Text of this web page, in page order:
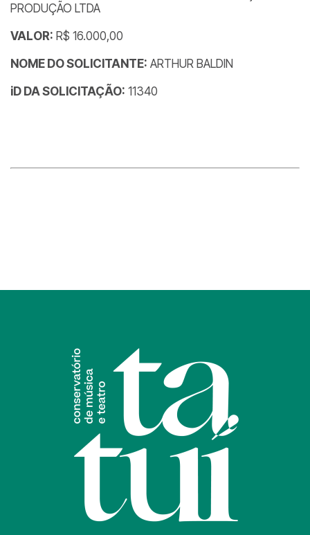
PRODUÇÃO LTDA
VALOR: R$ 16.000,00
NOME DO SOLICITANTE: ARTHUR BALDIN
iD DA SOLICITAÇÃO: 11340